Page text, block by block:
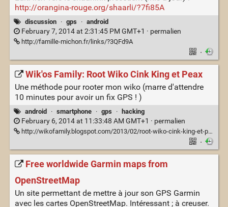
http://orangina-rouge.org/shaarli/?7fi85A
discussion · gps · android
February 7, 2014 at 2:31:45 PM GMT+1 · permalien
http://famille-michon.fr/links/?3QFd9A
·
Wik'os Family: Root Wiko Cink King et Peax
Une méthode pour rooter mon wiko (marre d'attendre
10 minutes pour avoir un fix GPS ! )
android · smartphone · gps · hacking
February 6, 2014 at 11:33:48 AM GMT+1 · permalien
http://wikofamily.blogspot.com/2013/02/root-wiko-cink-king-et-peax.html
·
Free worldwide Garmin maps from
OpenStreetMap
Un site permettant de mettre à jour son GPS Garmin
avec les cartes OpenStreetMap. Intéressant ; à creuser.